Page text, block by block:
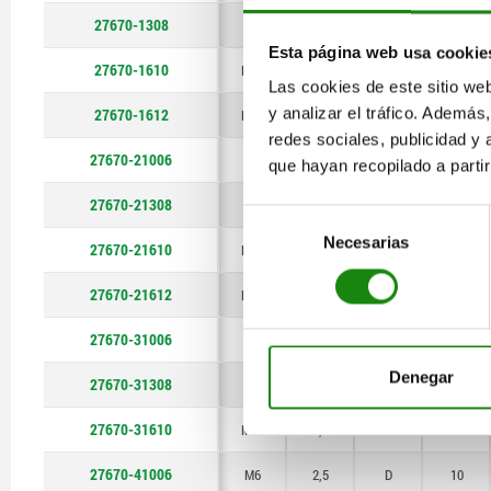
Esta página web usa
Las cookies de este sitio
y analizar el tráfico.
redes sociales, publicidad y
que hayan recopilado a
de
consentimiento
Necesarias
Denegar
27670-1308
27670-1610 M10
27670-1612 M12 7,5 A 16
27670-21006 2,5 B 10
27670-21308 M8 5 B 13
27670-21610 M10 7,5 B
27670-21612 M12 B
27670-31006
27670-31308 C 13
27670-31610 M10 7,5 C 16
27670-41006 M6 2,5 D 10